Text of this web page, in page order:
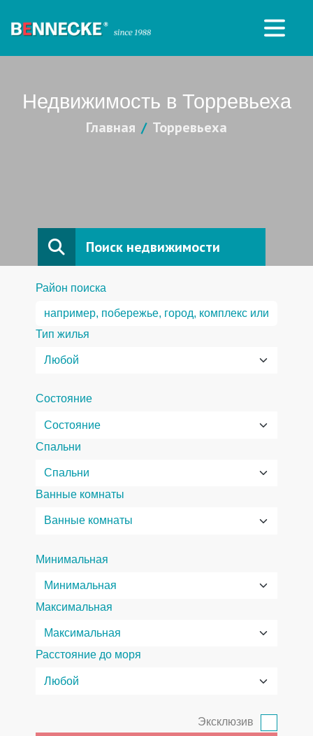
Недвижимость в Торревьеха
Главная Торревьеха
Поиск недвижимости
Район поиска
Тип жилья
Состояние
Спальни
Ванные комнаты
Минимальная
Максимальная
Расстояние до моря
Эксклюзив